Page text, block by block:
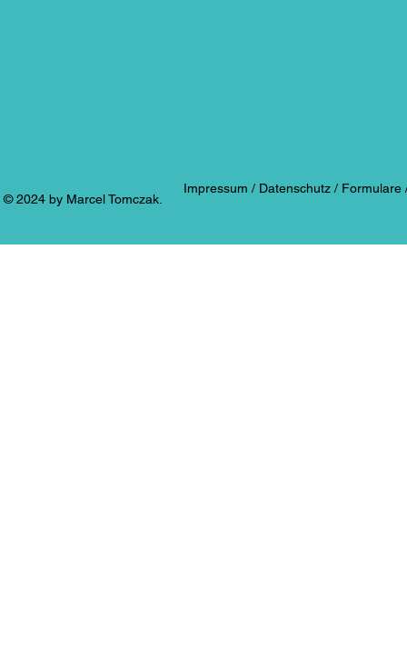
​​​​© 2024 by Marcel Tomczak.
Impressum / Datenschutz / Formulare